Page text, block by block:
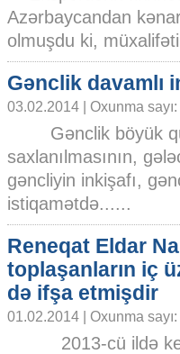
Azərbaycandan
olmuşdu ki,
Gənclik davamlı
03.02.2014 | Oxunma
Gənclik böyük
saxlanılmasının,
gəncliyin inkişafı,
istiqamətdə......
Reneqat Eldar
toplaşanların iç
də ifşa etmişdir
01.02.2014 | Oxunma
2013-cü ildə